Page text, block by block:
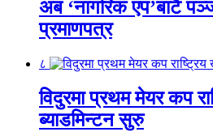
अब ‘नागरिक एप’बाटै
प्रमाणपत्र
८
विदुरमा प्रथम मेयर कप
ब्याडमिन्टन सुरु